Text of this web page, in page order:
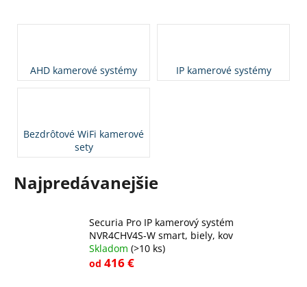
AHD kamerové systémy IP kamerové systémy
Bezdrôtové WiFi kamerové
sety
Najpredávanejšie
Securia Pro IP kamerový systém
NVR4CHV4S-W smart, biely, kov
Skladom (>10 ks)
od 416 €
o
r
ú